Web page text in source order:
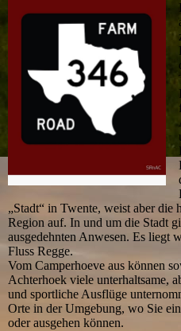
„Stadt“ in Twente, weist aber die
Region auf. In und um die Stadt
ausgedehnten Anwesen. Es liegt
Fluss Regge.
Vom Camperhoeve aus können
Achterhoek viele unterhaltsame,
und sportliche Ausflüge
Orte in der Umgebung, wo Sie
oder ausgehen können.